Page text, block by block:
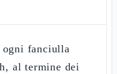
fanciulla
al termine dei